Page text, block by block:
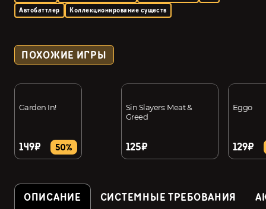
Автобаттлер
Коллекционирование существ
ПОХОЖИЕ ИГРЫ
Garden In!
149₽ 50%
Sin Slayers: Meat &
Greed
125₽
Eggo
129₽
ОПИСАНИЕ СИСТЕМНЫЕ ТРЕБОВАНИЯ